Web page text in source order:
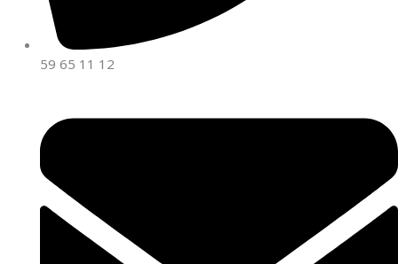
59 65 11 12